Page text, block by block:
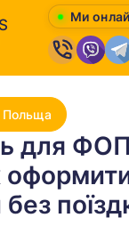
Ми
Польща
для